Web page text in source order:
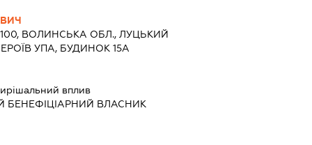
ВОЛИНСЬКА ОБЛ., ЛУЦЬКИЙ
УПА, БУДИНОК 15А
вплив
БЕНЕФІЦІАРНИЙ ВЛАСНИК